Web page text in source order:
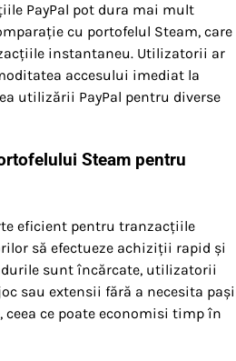
PayPal pot dura mai mult
cu portofelul Steam, care
instantaneu. Utilizatorii ar
accesului imediat la
utilizării PayPal pentru diverse
Steam pentru
eficient pentru tranzacțiile
să efectueze achiziții rapid și
sunt încărcate, utilizatorii
sau extensii fără a necesita pași
ce poate economisi timp în